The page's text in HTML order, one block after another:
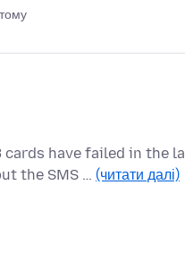
have failed in the
the SMS … (читати далі)